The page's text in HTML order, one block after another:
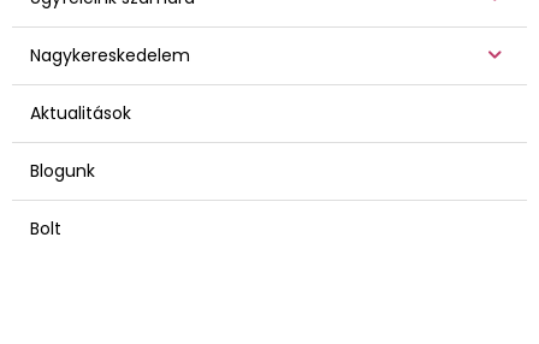
Nagykereskedelem
Aktualitások
Blogunk
Bolt